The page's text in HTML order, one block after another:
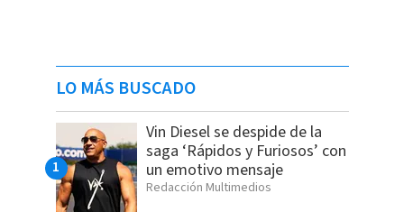
LO MÁS BUSCADO
Vin Diesel se despide de la
saga ‘Rápidos y Furiosos’ con
un emotivo mensaje
Redacción Multimedios